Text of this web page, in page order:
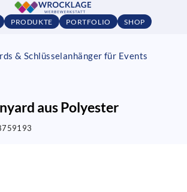
PRODUKTE PORTFOLIO SHOP
& Schlüsselanhänger für Events
aus Polyester